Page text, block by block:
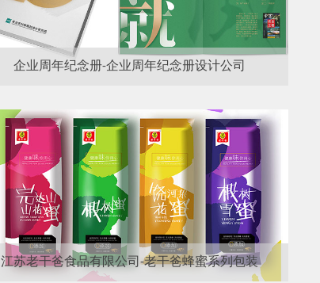
企业周年纪念册-企业周年纪念册设计公司
江苏老干爸食品有限公司-老干爸蜂蜜系列包装